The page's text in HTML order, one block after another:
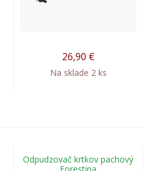
26,90 €
Na sklade 2 ks
Odpudzovač krtkov pachový